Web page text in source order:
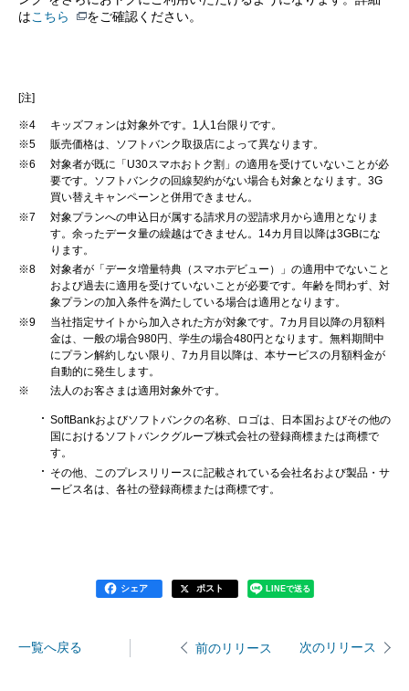
はこちら をご確認ください。
[注]
※4
キッズフォンは対象外です。1人1台限りです。
※5
販売価格は、ソフトバンク取扱店によって異なります。
※6
対象者が既に「U30スマホおトク割」の適用を受けていないことが必
要です。ソフトバンクの回線契約がない場合も対象となります。3G
買い替えキャンペーンと併用できません。
※7
対象プランへの申込日が属する請求月の翌請求月から適用となりま
す。余ったデータ量の繰越はできません。14カ月目以降は3GBにな
ります。
※8
対象者が「データ増量特典（スマホデビュー）」の適用中でないこと
および過去に適用を受けていないことが必要です。年齢を問わず、対
象プランの加入条件を満たしている場合は適用となります。
※9
当社指定サイトから加入された方が対象です。7カ月目以降の月額料
金は、一般の場合980円、学生の場合480円となります。無料期間中
にプラン解約しない限り、7カ月目以降は、本サービスの月額料金が
自動的に発生します。
※
法人のお客さまは適用対象外です。
SoftBankおよびソフトバンクの名称、ロゴは、日本国およびその他の
国におけるソフトバンクグループ株式会社の登録商標または商標で
す。
その他、このプレスリリースに記載されている会社名および製品・サ
ービス名は、各社の登録商標または商標です。
シェア ポスト LINEで送る
一覧へ戻る 前のリリース 次のリリース